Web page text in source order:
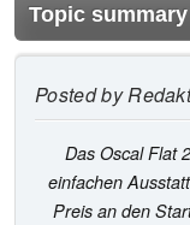
Topic summary
Posted by
Das Oscal Flat
einfachen
Preis an den